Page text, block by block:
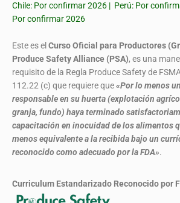
Chile: Por confirmar 2026 | Perú: Por
Por confirmar 2026
Este es el Curso Oficial para Productores
Produce Safety Alliance (PSA), es una
requisito de la Regla Produce Safety de
112.22 (c) que requiere que«Por lo menos
responsable en su huerta (explotación
granja, fundo) haya terminado
capacitación en inocuidad de los alimentos
menos equivalente a la recibida bajo un
reconocido como adecuado por la FDA».
Curriculum Estandarizado Reconocido